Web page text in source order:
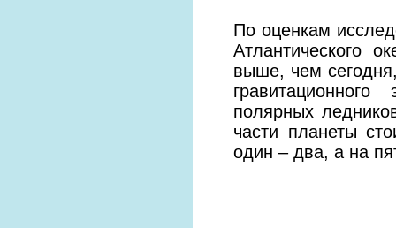
По оценкам
Атлантического
выше, чем
полярных
части планеты
один – два, а на